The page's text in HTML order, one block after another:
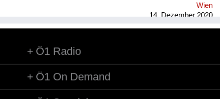
Wien
14. Dezember 2020
Ö1 Radio
Ö1 On Demand